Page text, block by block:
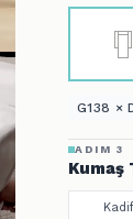
G138 ×
ADIM 3
Kumaş